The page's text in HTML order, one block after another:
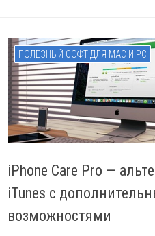
ПОЛЕЗНЫЙ СОФТ ДЛЯ MAC И PC
iPhone Care Pro —
iTunes с
возможностями